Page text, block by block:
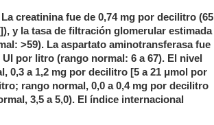
creatinina fue de 0,74 mg por decilitro (65
y la tasa de filtración glomerular estimada
>59). La aspartato aminotransferasa fue
por litro (rango normal: 6 a 67). El nivel
0,3 a 1,2 mg por decilitro [5 a 21 μmol por
rango normal, 0,0 a 0,4 mg por decilitro
3,5 a 5,0). El índice internacional